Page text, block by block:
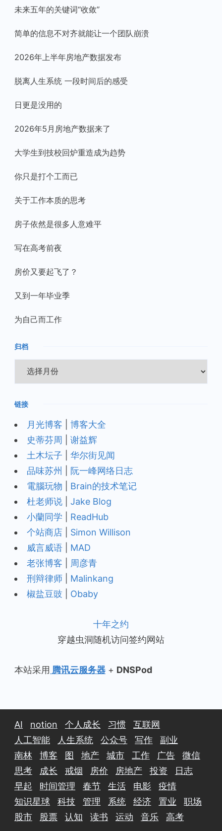
未来五年的关键词“收敛”
简单的信息不对齐就能让一个团队崩溃
2026年上半年房地产数据发布
脱离人生系统 一段时间后的感受
日更是没用的
2026年5月房地产数据来了
大学生到技校回炉重造成为趋势
你只是打个工而已
关于工作本质的思考
房子依然是很多人意难平
写在高考前夜
房价又要起飞了？
又到一年毕业季
为自己而工作
归档
档
链接
月光博客
博客大全
史蒂芬周
谢益辉
土木坛子
华尔街见闻
品味苏州
阮一峰网络日志
電腦玩物
Brain的技术笔记
杜老师说
Jake Blog
小蘭同学
ReadHub
个站商店
Simon Willison
威言威语
MAD
老张博客
周彦青
刑辩律师
Malinkang
椒盐豆豉
Obaby
十年之约
穿越虫洞随机访问签约网站
本站采用 腾讯云服务器 + DNSPod
AI notion 个人成长 习惯
互联网
人工智能
人生系统 公众号 写作
副业
南林
博客 图 地产 城市 工作 广告
微信
思考
成长 戒烟 房价 房地产 投资
日志
早起
时间管理 春节 生活 电影
疫情
知识星球
科技 管理 系统 经济 置业
职场
股市
股票 认知 读书 运动 音乐 高考